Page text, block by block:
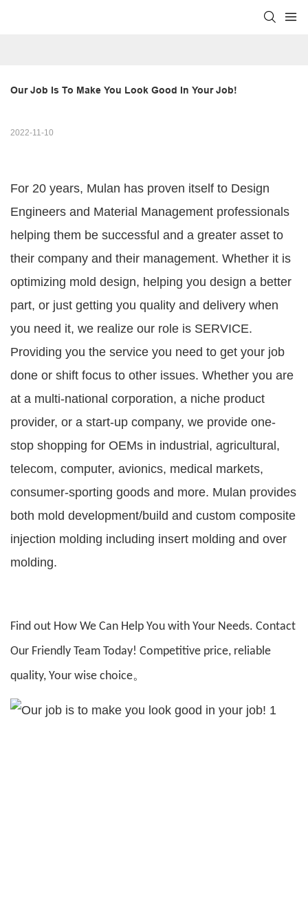
Our Job Is To Make You Look Good In Your Job!
2022-11-10
For 20 years, Mulan has proven itself to Design
Engineers and Material Management professionals
helping them be successful and a greater asset to
their company and their management. Whether it is
optimizing mold design, helping you design a better
part, or just getting you quality and delivery when
you need it, we realize our role is SERVICE.
Providing you the service you need to get your job
done or shift focus to other issues. Whether you are
at a multi-national corporation, a niche product
provider, or a start-up company, we provide one-
stop shopping for OEMs in industrial, agricultural,
telecom, computer, avionics, medical markets,
consumer-sporting goods and more. Mulan provides
both mold development/build and custom composite
injection molding including insert molding and over
molding.
Find out How We Can Help You with Your Needs. Contact
Our Friendly Team Today! Competitive price, reliable
quality, Your wise choice。